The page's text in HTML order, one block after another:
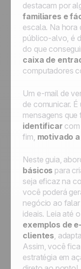
destacam por
familiares e
escala. Na hora
público-alvo, é
do que
caixa de
computadores
Um e-mail de
de comunicar.
mensagens
identificar
fim, motivado
Neste guia,
básicos para
seja eficaz na
você poderá
negócio ao
ideais. Leia até
exemplos de
clientes,
Assim, você
estratégia em